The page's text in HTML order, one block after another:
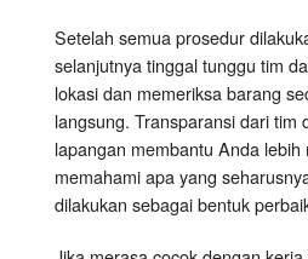
Setelah semua prosedur
selanjutnya tinggal tunggu tim
lokasi dan memeriksa barang
langsung. Transparansi dari tim
lapangan membantu Anda lebih
memahami apa yang
dilakukan sebagai bentuk